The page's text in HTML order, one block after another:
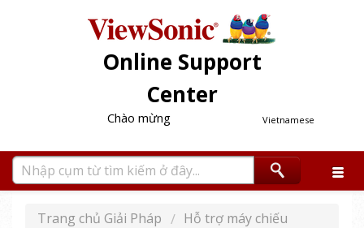
Online Support
Center
Vietnamese
Chào mừng
Trang chủ Giải Pháp Hỗ trợ máy chiếu